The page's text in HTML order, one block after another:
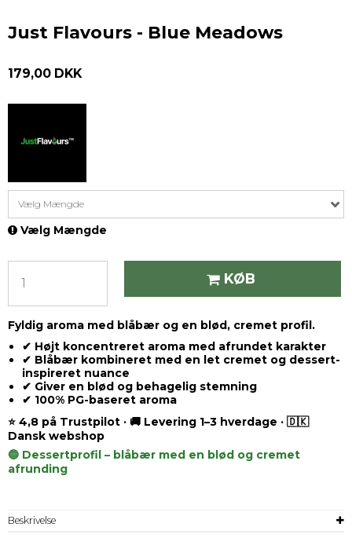
Just Flavours - Blue Meadows
179,00 DKK
Vælg Mængde
Vælg Mængde
KØB
Fyldig aroma med blåbær og en blød, cremet profil.
✔ Højt koncentreret aroma med afrundet karakter
✔ Blåbær kombineret med en let cremet og dessert-
inspireret nuance
✔ Giver en blød og behagelig stemning
✔ 100% PG-baseret aroma
⭐ 4,8 på Trustpilot · 🚚 Levering 1–3 hverdage · 🇩🇰
Dansk webshop
🔵 Dessertprofil – blåbær med en blød og cremet
afrunding
Beskrivelse